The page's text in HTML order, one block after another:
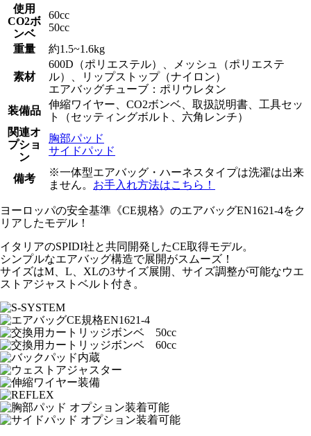
使用
CO2ボ
ンベ
60cc
50cc
重量
約1.5~1.6kg
素材
600D（ポリエステル）、メッシュ（ポリエステ
ル）、リップストップ（ナイロン）
エアバッグチューブ：ポリウレタン
装備品
伸縮ワイヤー、CO2ボンベ、取扱説明書、工具セッ
ト（セッティングボルト、六角レンチ）
関連オ
プショ
ン
胸部パッド
サイドパッド
備考
※一体型エアバッグ・ハーネスタイプは洗濯は出来
ません。 お手入れ方法はこちら！
ヨーロッパの安全基準《CE規格》のエアバッグEN1621-4をク
リアしたモデル！
イタリアのSPIDI社と共同開発したCE取得モデル。
シンプルなエアバッグ構造で展開がスムーズ！
サイズはM、L、XLの3サイズ展開、サイズ調整が可能なウエ
ストアジャストベルト付き。